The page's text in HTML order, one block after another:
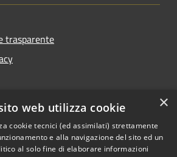
trasparente
×
web utilizza cookie
cookie tecnici (ed assimilati) strettamente
e alla navigazione del sito ed un
al solo fine di elaborare informazioni